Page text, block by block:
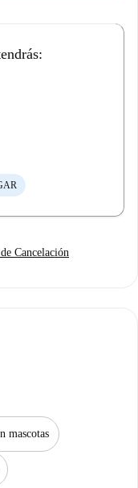
Cancelación
mascotas